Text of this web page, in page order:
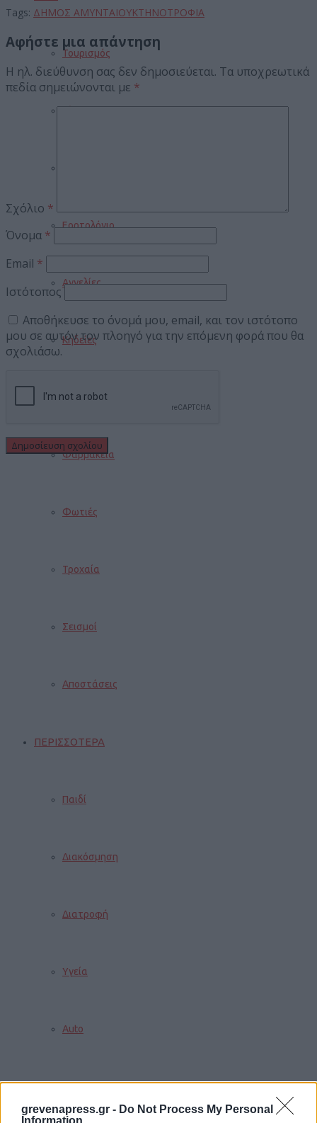
grevenapress.gr - Do Not Process My Personal
Information
Τουρισμός
Γάμοι
Εορτολόγιο
Αγγελίες
Κηδείες
Καιρός
Φαρμακεία
Φωτιές
Τροχαία
Σεισμοί
Αποστάσεις
ΠΕΡΙΣΣΟΤΕΡΑ
Παιδί
Διακόσμηση
Διατροφή
Υγεία
Auto
Sexuality
Tags: ΔΗΜΟΣ ΑΜΥΝΤΑΙΟΥΚΤΗΝΟΤΡΟΦΙΑ
Αφήστε μια απάντηση
Η ηλ. διεύθυνση σας δεν δημοσιεύεται. Τα υποχρεωτικά
πεδία σημειώνονται με *
Σχόλιο *
Όνομα *
Email *
Ιστότοπος
Αποθήκευσε το όνομά μου, email, και τον ιστότοπο
μου σε αυτόν τον πλοηγό για την επόμενη φορά που θα
σχολιάσω.